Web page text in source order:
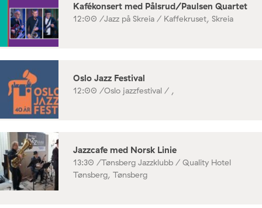
Kafékonsert med Pålsrud/Paulsen Quartet
12:00 /Jazz på Skreia / Kaffekruset, Skreia
Oslo Jazz Festival
12:00 /Oslo jazzfestival / ,
Jazzcafe med Norsk Linie
13:30 /Tønsberg Jazzklubb / Quality Hotel
Tønsberg, Tønsberg